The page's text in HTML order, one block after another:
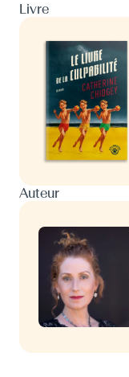
Livre
Auteur